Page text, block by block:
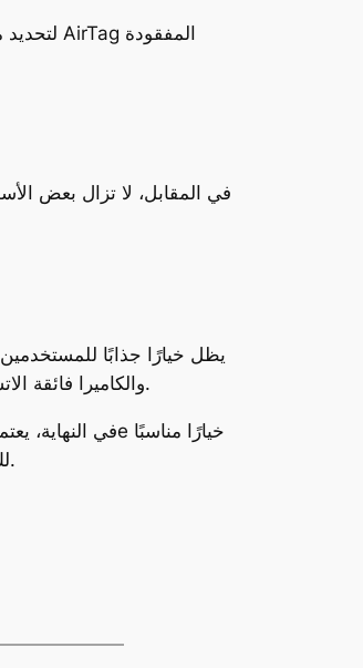
الجديدة. ومع ذلك، فإن غياب بعض الميزات مثل MagSafe والكاميرا فائقة الاتساع و”العثور الدقيق” قد يجعل بعض المستخدمين يفضلون خيارات أخرى.
لك. لكن إذا كنت تهتم بالتصوير الاحترافي أو الاعتماد على الشحن اللاسلكي، فقد تحتاج إلى التفكير في أحد طرازات آيفون 16 الأعلى.